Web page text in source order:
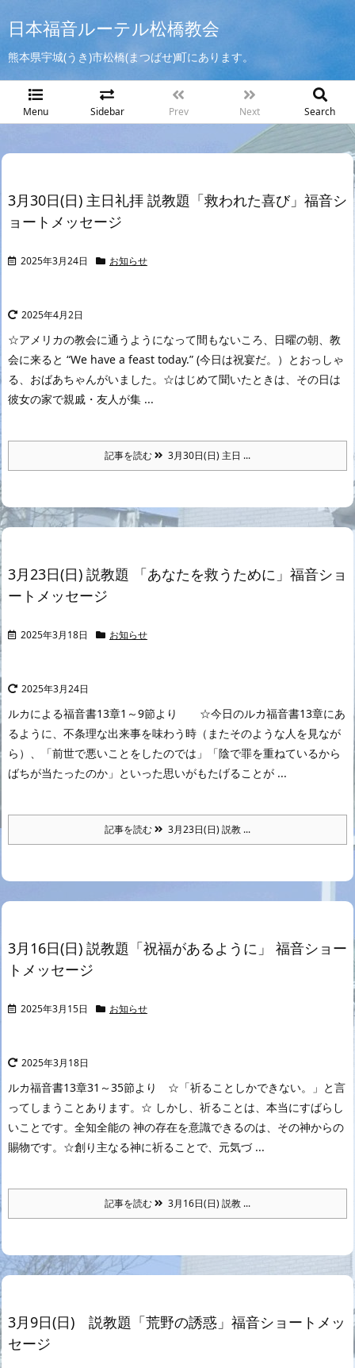
日本福音ルーテル松橋教会
熊本県宇城(うき)市松橋(まつばせ)町にあります。
Menu Sidebar Prev Next Search
3月30日(日) 主日礼拝 説教題「救われた喜び」福音シ
ョートメッセージ
2025年3月24日 お知らせ
2025年4月2日
☆アメリカの教会に通うようになって間もないころ、日曜の朝、教
会に来ると “We have a feast today.” (今日は祝宴だ。）とおっしゃ
る、おばあちゃんがいました。☆はじめて聞いたときは、その日は
彼女の家で親戚・友人が集 ...
記事を読む 3月30日(日) 主日 ...
3月23日(日) 説教題 「あなたを救うために」福音ショ
ートメッセージ
2025年3月18日 お知らせ
2025年3月24日
ルカによる福音書13章1～9節より ☆今日のルカ福音書13章にあ
るように、不条理な出来事を味わう時（またそのような人を見なが
ら）、「前世で悪いことをしたのでは」「陰で罪を重ねているから
ばちが当たったのか」といった思いがもたげることが ...
記事を読む 3月23日(日) 説教 ...
3月16日(日) 説教題「祝福があるように」 福音ショー
トメッセージ
2025年3月15日 お知らせ
2025年3月18日
ルカ福音書13章31～35節より ☆「祈ることしかできない。」と言
ってしまうことあります。☆ しかし、祈ることは、本当にすばらし
いことです。全知全能の 神の存在を意識できるのは、その神からの
賜物です。☆創り主なる神に祈ることで、元気づ ...
記事を読む 3月16日(日) 説教 ...
3月9日(日) 説教題「荒野の誘惑」福音ショートメッ
セージ